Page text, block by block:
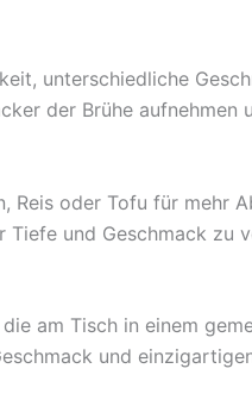
unterschiedliche
der Brühe
Reis oder Tofu für mehr
und Geschmack zu
am Tisch in einem
und